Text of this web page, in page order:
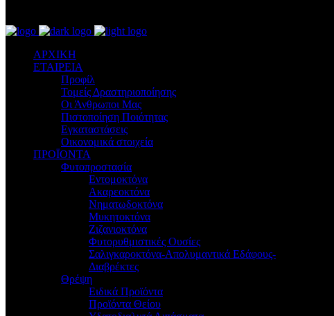
ΑΡΧΙΚΗ
ΕΤΑΙΡΕΙΑ
Προφίλ
Τομείς Δραστηριοποίησης
Οι Άνθρωποι Μας
Πιστοποίηση Ποιότητας
Εγκαταστάσεις
Οικονομικά στοιχεία
ΠΡΟΪΟΝΤΑ
Φυτοπροστασία
Εντομοκτόνα
Ακαρεοκτόνα
Νηματωδοκτόνα
Μυκητοκτόνα
Ζιζανιοκτόνα
Φυτορυθμιστικές Ουσίες
Σαλιγκαροκτόνα-Απολυμαντικά Εδάφους-
Διαβρέκτες
Θρέψη
Ειδικά Προϊόντα
Προϊόντα Θείου